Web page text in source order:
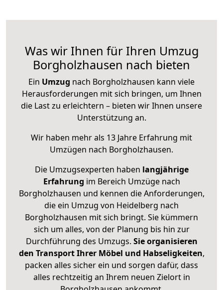
Was wir Ihnen für Ihren Umzug
Borgholzhausen nach bieten
Ein Umzug nach Borgholzhausen kann viele
Herausforderungen mit sich bringen, um Ihnen
die Last zu erleichtern – bieten wir Ihnen unsere
Unterstützung an.
Wir haben mehr als 13 Jahre Erfahrung mit
Umzügen nach Borgholzhausen.
Die Umzugsexperten haben langjährige
Erfahrung im Bereich Umzüge nach
Borgholzhausen und kennen die Anforderungen,
die ein Umzug von Heidelberg nach
Borgholzhausen mit sich bringt. Sie kümmern
sich um alles, von der Planung bis hin zur
Durchführung des Umzugs. Sie organisieren
den Transport Ihrer Möbel und Habseligkeiten,
packen alles sicher ein und sorgen dafür, dass
alles rechtzeitig an Ihrem neuen Zielort in